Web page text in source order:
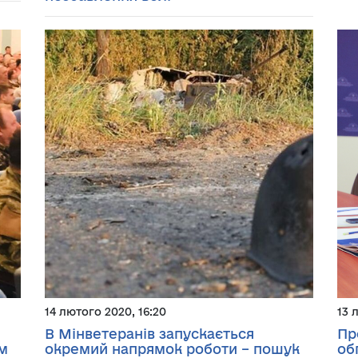
14 лютого 2020, 16:20
В Мінветеранів запускається
окремий напрямок роботи – пошук
13